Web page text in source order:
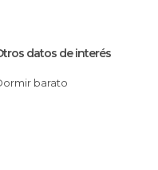
datos de interés
Dormir barato